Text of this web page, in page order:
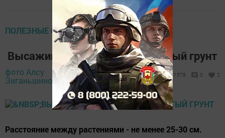
ПОЛЕЗНЫЕ СОВЕТЫ, РЕЦЕПТЫ
Высаживаем томаты в открытый грунт
фото Алсу
Зиганьшиной,
26 мая 2020 -
06:10
1578 0 2
Расстояние между растениями - не менее 25-30 см.